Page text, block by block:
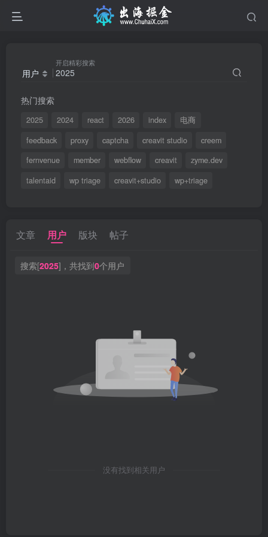
用户
开启精彩搜索
热门搜索
2025 2024 react 2026 index
电商
feedback
proxy captcha creavit studio
creem
fernvenue
member webflow creavit
zyme.dev
talentaid
wp triage creavit+studio wp+triage
文章 用户 版块 帖子
搜索[2025]，共找到0个用户
没有找到相关用户